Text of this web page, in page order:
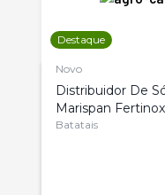
Destaque
Novo
Distribuidor De
Marispan
Citrus
Batatais